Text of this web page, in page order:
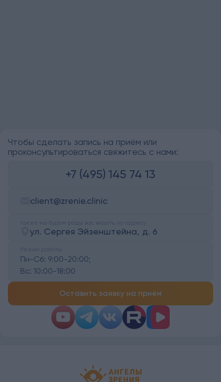
Чтобы сделать запись на приём или
проконсультироваться свяжитесь с нами:
+7 (495) 145 74 13
client@zrenie.clinic
также мы будем рады вас видеть по адресу:
ул. Сергея Эйзенштейна, д. 6
Режим работы:
Пн-Сб: 9:00-20:00;
Вс: 10:00-18:00
Оставить заявку на приём
Детская офтальмология Ангелы